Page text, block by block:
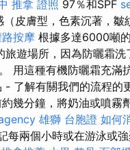
推拿 證照 97％和SPF
皮膚型，色素沉著，皺
按摩 根據多達6000噸
旅遊場所，因為防曬霜
用這種有機防曬霜充滿
了解有關我們的流程的
幾分鐘，將奶油或噴霧
雄獅 台胞證 如何
每兩個小時或在游泳或